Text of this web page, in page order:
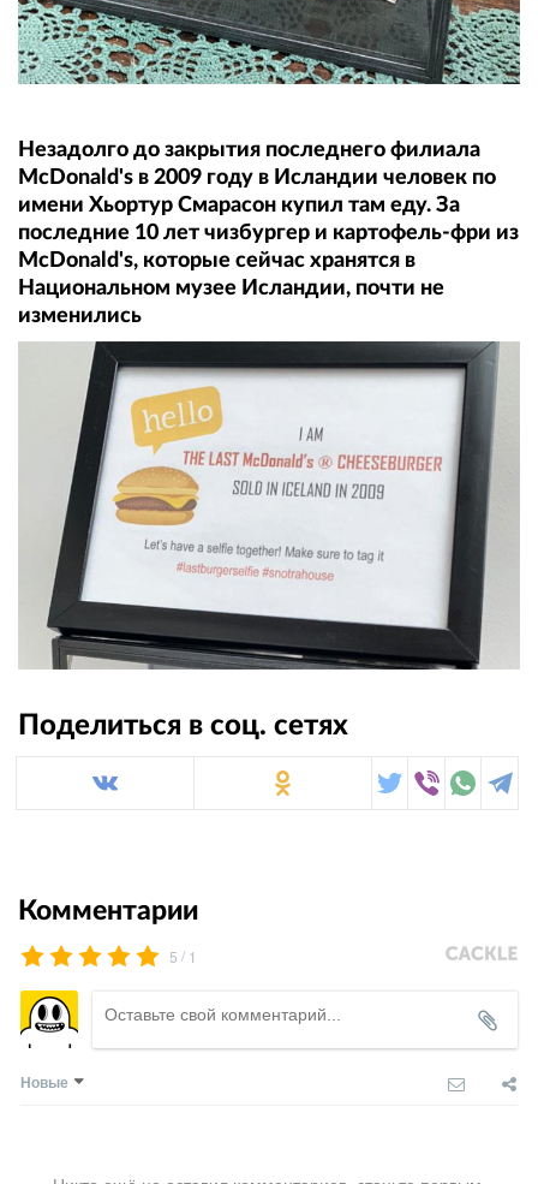
Незадолго до закрытия последнего филиала
McDonald's в 2009 году в Исландии человек по
имени Хьортур Смарасон купил там еду. За
последние 10 лет чизбургер и картофель-фри из
McDonald's, которые сейчас хранятся в
Национальном музее Исландии, почти не
изменились
Поделиться в соц. сетях
Комментарии
5 / 1
Новые